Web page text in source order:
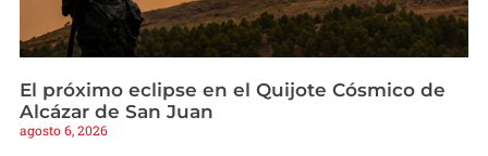
El próximo eclipse en el Quijote Cósmico de
Alcázar de San Juan
agosto 6, 2026